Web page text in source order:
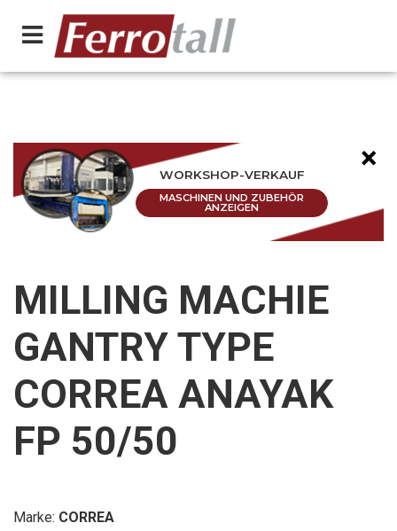
×
WORKSHOP-VERKAUF
MASCHINEN UND ZUBEHÖR
ANZEIGEN
MILLING MACHIE
GANTRY TYPE
CORREA ANAYAK
FP 50/50
Marke: CORREA